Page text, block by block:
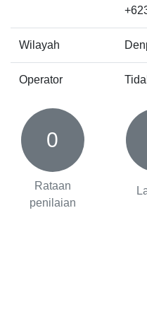
Wilayah
Operator
0
Rataan
penilaian